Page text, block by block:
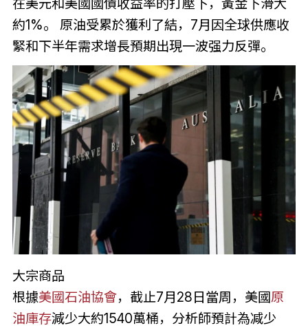
在美元和美國國債收益率的打壓下，黃金下滑大
約1%。 原油受累於獲利了結，7月因全球供應收
緊和下半年需求增長預期出現一波强力反彈。
大宗商品
根據美國石油協會，截止7月28日當周，美國原
油庫存減少大約1540萬桶，分析師預計為减少